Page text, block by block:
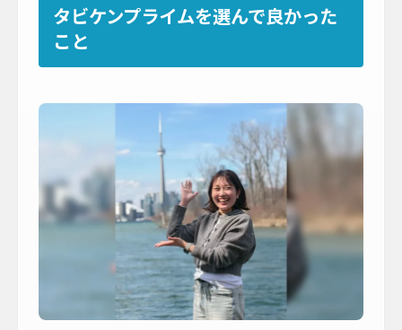
タビケンプライムを選んで良かった
こと